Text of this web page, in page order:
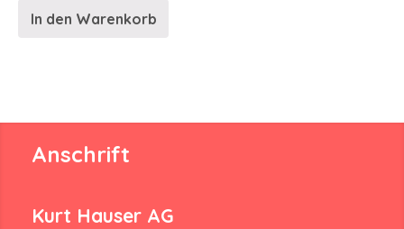
In den Warenkorb
Anschrift
Kurt Hauser AG